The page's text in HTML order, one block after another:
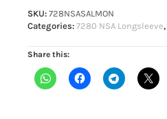
SKU:728NSASALMON
Categories:7280 NSA Longsleeve,
Share this: